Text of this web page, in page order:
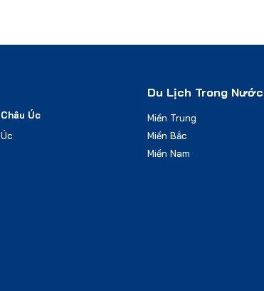
Châu Úc
Úc
Du Lịch Trong Nước
Miền Trung
Miền Bắc
Miền Nam